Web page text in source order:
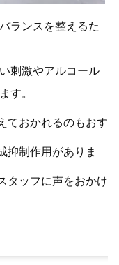
ランスを整えるた
刺激やアルコール
す。
ておかれるのもおす
抑制作用がありま
タッフに声をおかけ